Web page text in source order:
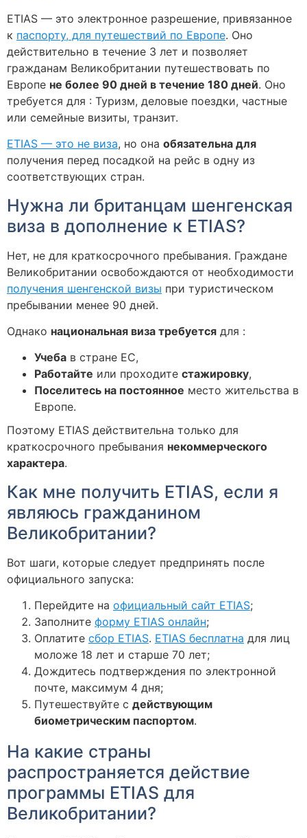
ETIAS — это электронное разрешение, привязанное
к паспорту, для путешествий по Европе. Оно
действительно в течение 3 лет и позволяет
гражданам Великобритании путешествовать по
Европе не более 90 дней в течение 180 дней. Оно
требуется для : Туризм, деловые поездки, частные
или семейные визиты, транзит.
ETIAS — это не виза, но она обязательна для
получения перед посадкой на рейс в одну из
соответствующих стран.
Нужна ли британцам шенгенская
виза в дополнение к ETIAS?
Нет, не для краткосрочного пребывания. Граждане
Великобритании освобождаются от необходимости
получения шенгенской визы при туристическом
пребывании менее 90 дней.
Однако национальная виза требуется для :
Учеба в стране ЕС,
Работайте или проходите стажировку,
Поселитесь на постоянное место жительства в
Европе.
Поэтому ETIAS действительна только для
краткосрочного пребывания некоммерческого
характера.
Как мне получить ETIAS, если я
являюсь гражданином
Великобритании?
Вот шаги, которые следует предпринять после
официального запуска:
Перейдите на официальный сайт ETIAS;
Заполните форму ETIAS онлайн;
Оплатите сбор ETIAS. ETIAS бесплатна для лиц
моложе 18 лет и старше 70 лет;
Дождитесь подтверждения по электронной
почте, максимум 4 дня;
Путешествуйте с действующим
биометрическим паспортом.
На какие страны
распространяется действие
программы ETIAS для
Великобритании?